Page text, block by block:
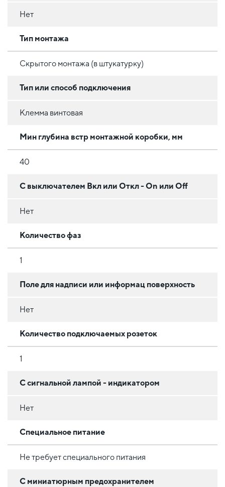
Нет
Тип монтажа
Скрытого монтажа (в штукатурку)
Тип или способ подключения
Клемма винтовая
Мин глубина встр монтажной коробки, мм
40
С выключателем Вкл или Откл - On или Off
Нет
Количество фаз
1
Поле для надписи или информац поверхность
Нет
Количество подключаемых розеток
1
С сигнальной лампой - индикатором
Нет
Специальное питание
Не требует специального питания
С миниатюрным предохранителем